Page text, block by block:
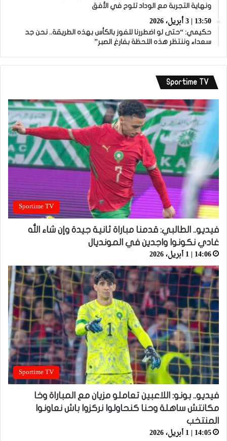
ونهاية التجربة مع الوداد تلوح في الأفق
13:50 | 3 أبريل، 2026
حكيمي: “حتى لو اضطررنا للفوز بالكأس بهذه الطريقة.. نحن جد
سعداء وننتظر هذه اللحظة بفارغ الصبر”
Sportime TV
Sportime TV
فيديو.. الطالبي: قدمنا مباراة ثانية جيدة وإن شاء الله
غادي نكونوا واجدين في المونديال
14:06 | 1 أبريل، 2026
Sportime TV
فيديو.. بونو: اللاعبين تعاملو مزيان مع المباراة وخا
مكانتش ساهلة وحنا كنحاولوا نركزوا باش نعاونوا
المنتخب
14:05 | 1 أبريل، 2026